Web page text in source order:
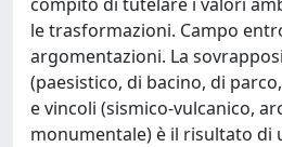
le trasformazioni. Campo
argomentazioni. La
(paesistico, di bacino, di
e vincoli (sismico-vulcanico,
monumentale) è il risultato di